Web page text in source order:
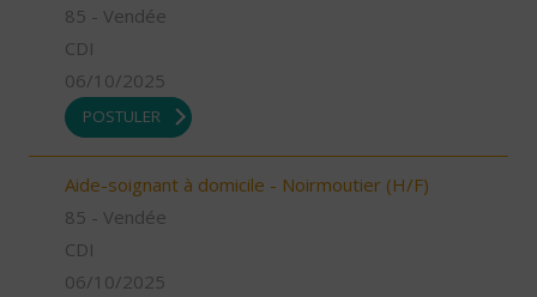
85 - Vendée
CDI
06/10/2025
POSTULER
Aide-soignant à domicile - Noirmoutier (H/F)
85 - Vendée
CDI
06/10/2025